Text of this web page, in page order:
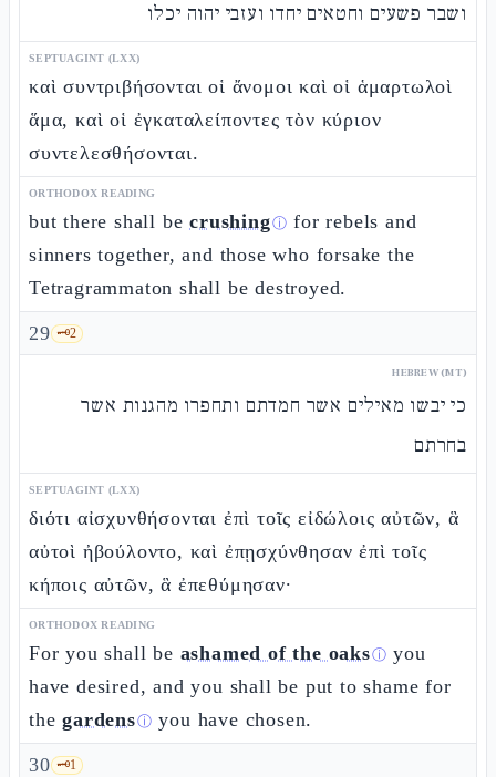
ושבר פשעים וחטאים יחדו ועזבי יהוה יכלו
SEPTUAGINT (LXX)
καὶ συντριβήσονται οἱ ἄνομοι καὶ οἱ ἁμαρτωλοὶ
ἅμα, καὶ οἱ ἐγκαταλείποντες τὸν κύριον
συντελεσθήσονται.
ORTHODOX READING
but there shall becrushingⓘ for rebels and
sinners together, and those who forsake the
Tetragrammaton shall be destroyed.
29 🗝️2
HEBREW (MT)
כי יבשו מאילים אשר חמדתם ותחפרו מהגנות אשר
בחרתם
SEPTUAGINT (LXX)
διότι αἰσχυνθήσονται ἐπὶ τοῖς εἰδώλοις αὐτῶν, ἃ
αὐτοὶ ἠβούλοντο, καὶ ἐπῃσχύνθησαν ἐπὶ τοῖς
κήποις αὐτῶν, ἃ ἐπεθύμησαν·
ORTHODOX READING
For you shall be ashamed of the oaksⓘ you
have desired, and you shall be put to shame for
thegardensⓘ you have chosen.
30 🗝️1